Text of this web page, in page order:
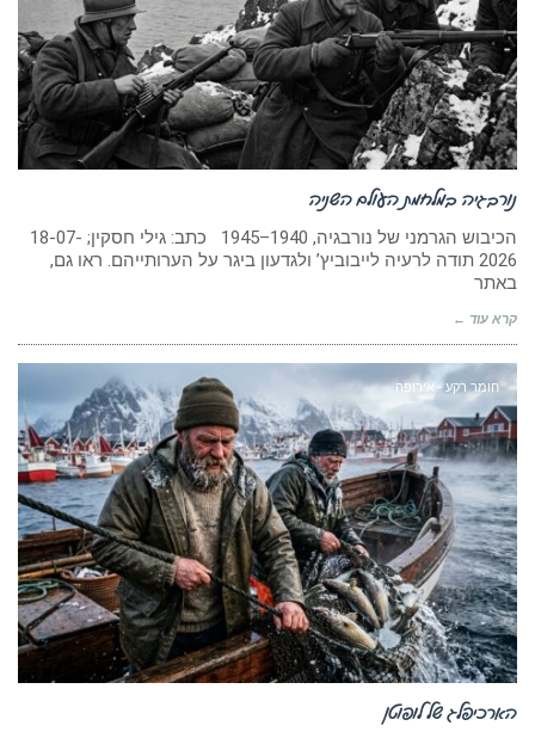
נורבגיה במלחמת העולם השניה
הכיבוש הגרמני של נורבגיה, 1940–1945 כתב: גילי חסקין; 18-07-
2026 תודה לרעיה לייבוביץ’ ולגדעון ביגר על הערותייהם. ראו גם,
באתר
קרא עוד ←
חומר רקע - אירופה
הארכיפלג של לופוטן